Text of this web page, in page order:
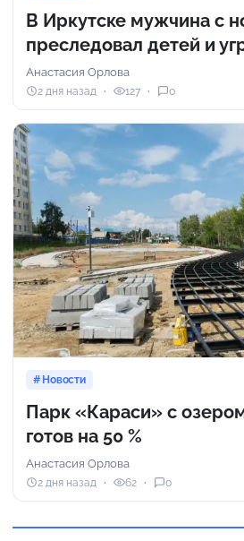
В Иркутске мужчина с
преследовал детей и
Анастасия Орлова
2 дня назад 127 0
Новости
Парк «Караси» с
готов на 50 %
Анастасия Орлова
2 дня назад 62 0